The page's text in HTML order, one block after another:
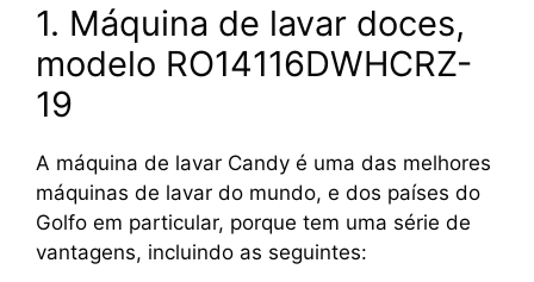
1. Máquina de lavar doces,
modelo RO14116DWHCRZ-
19
A máquina de lavar Candy é uma das melhores
máquinas de lavar do mundo, e dos países do
Golfo em particular, porque tem uma série de
vantagens, incluindo as seguintes: